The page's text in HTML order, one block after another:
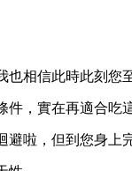
也相信此時此刻您
，實在再適合吃
避啦，但到您身上